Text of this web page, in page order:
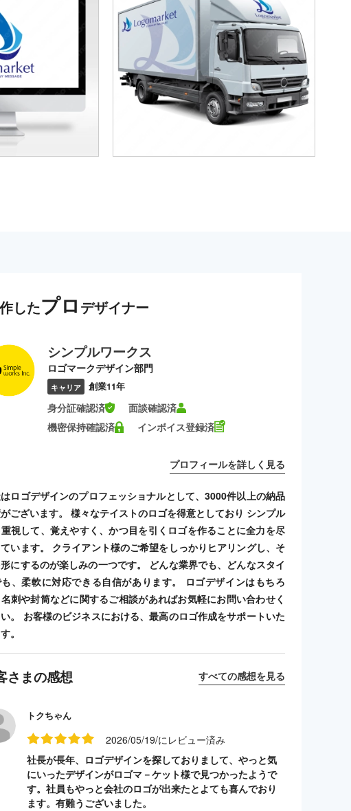
したプロ デザイナー
シンプルワークス
ロゴマークデザイン部門
キャリア 創業11年
身分証確認済
面談確認済
機密保持確認済
インボイス登録済
プロフィールを詳しく見る
ロゴデザインのプロフェッショナルとして、3000件以上の納品
ございます。 様々なテイストのロゴを得意としており シンプル
視して、覚えやすく、かつ目を引くロゴを作ることに全力を尽
ています。 クライアント様のご希望をしっかりヒアリングし、そ
にするのが楽しみの一つです。 どんな業界でも、どんなスタイ
、柔軟に対応できる自信があります。 ロゴデザインはもちろ
刺や封筒などに関するご相談があればお気軽にお問い合わせく
。 お客様のビジネスにおける、最高のロゴ作成をサポートいた
。
さまの感想 すべての感想を見る
トクちゃん
2026/05/19/にレビュー済み
社長が長年、ロゴデザインを探しておりまして、やっと気
にいったデザインがロゴマ－ケット様で見つかったようで
す。社員もやっと会社のロゴが出来たとよても喜んでおり
ます。有難うございました。